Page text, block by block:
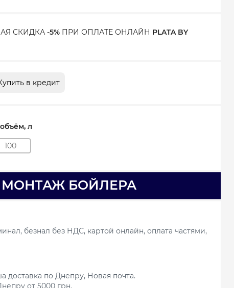
СКИДКА -5%ПРИ ОПЛАТЕ ОНЛАЙН PLATA BY
в кредит
л
100
МОНТАЖ БОЙЛЕРА
безнал без НДС, картой онлайн, оплата частями,
доставка по Днепру, Новая почта.
от 5000 грн.